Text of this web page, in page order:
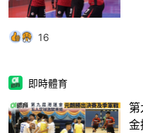
16
即時體育
第